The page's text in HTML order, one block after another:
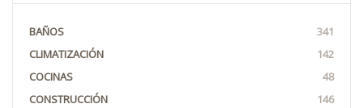
BAÑOS
341
CLIMATIZACIÓN
142
COCINAS
48
CONSTRUCCIÓN
146